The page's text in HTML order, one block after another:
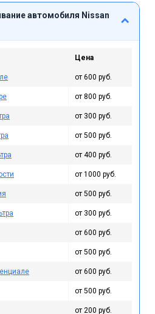
автомобиля Nissan
Цена
от 600 руб.
от 800 руб.
от 300 руб.
от 500 руб.
от 400 руб.
от 1000 руб.
от 500 руб.
от 300 руб.
от 600 руб.
от 500 руб.
от 600 руб.
от 500 руб.
от 200 руб.